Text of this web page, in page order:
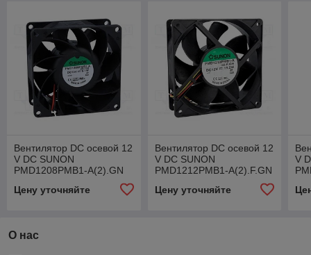
Вентилятор DC осевой 12
V DC SUNON
PMD1208PMB1-A(2).GN
Цену уточняйте
Вентилятор DC осевой 12
V DC SUNON
PMD1212PMB1-A(2).F.GN
Цену уточняйте
V
О нас